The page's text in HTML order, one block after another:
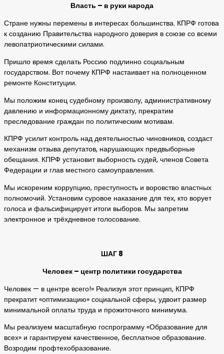
Власть – в руки народа
Стране нужны перемены в интересах большинства. КПРФ готова
к созданию Правительства народного доверия в союзе со всеми
левопатриотическими силами.
Пришло время сделать Россию подлинно социальным
государством. Вот почему КПРФ настаивает на полноценном
ремонте Конституции.
Мы положим конец судебному произволу, административному
давлению и информационному диктату, прекратим
преследование граждан по политическим мотивам.
КПРФ усилит контроль над деятельностью чиновников, создаст
механизм отзыва депутатов, нарушающих предвыборные
обещания. КПРФ установит выборность судей, членов Совета
Федерации и глав местного самоуправления.
Мы искореним коррупцию, преступность и воровство властных
полномочий. Установим суровое наказание для тех, кто ворует
голоса и фальсифицирует итоги выборов. Мы запретим
электронное и трёхдневное голосование.
ШАГ 8
Человек – центр политики государства
Человек — в центре всего!» Реализуя этот принцип, КПРФ
прекратит «оптимизацию» социальной сферы, удвоит размер
минимальной оплаты труда и прожиточного минимума.
Мы реализуем масштабную госпрограмму «Образование для
всех» и гарантируем качественное, бесплатное образование.
Возродим профтехобразование.